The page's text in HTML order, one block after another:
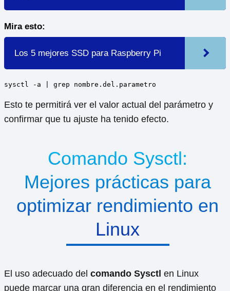
Mira esto:
Los 5 mejores SSD para Raspberry Pi
sysctl -a | grep nombre.del.parametro
Esto te permitirá ver el valor actual del parámetro y
confirmar que tu ajuste ha tenido efecto.
Comando Sysctl:
Mejores prácticas para
optimizar rendimiento en
Linux
El uso adecuado del comando Sysctl en Linux
puede marcar una gran diferencia en el rendimiento